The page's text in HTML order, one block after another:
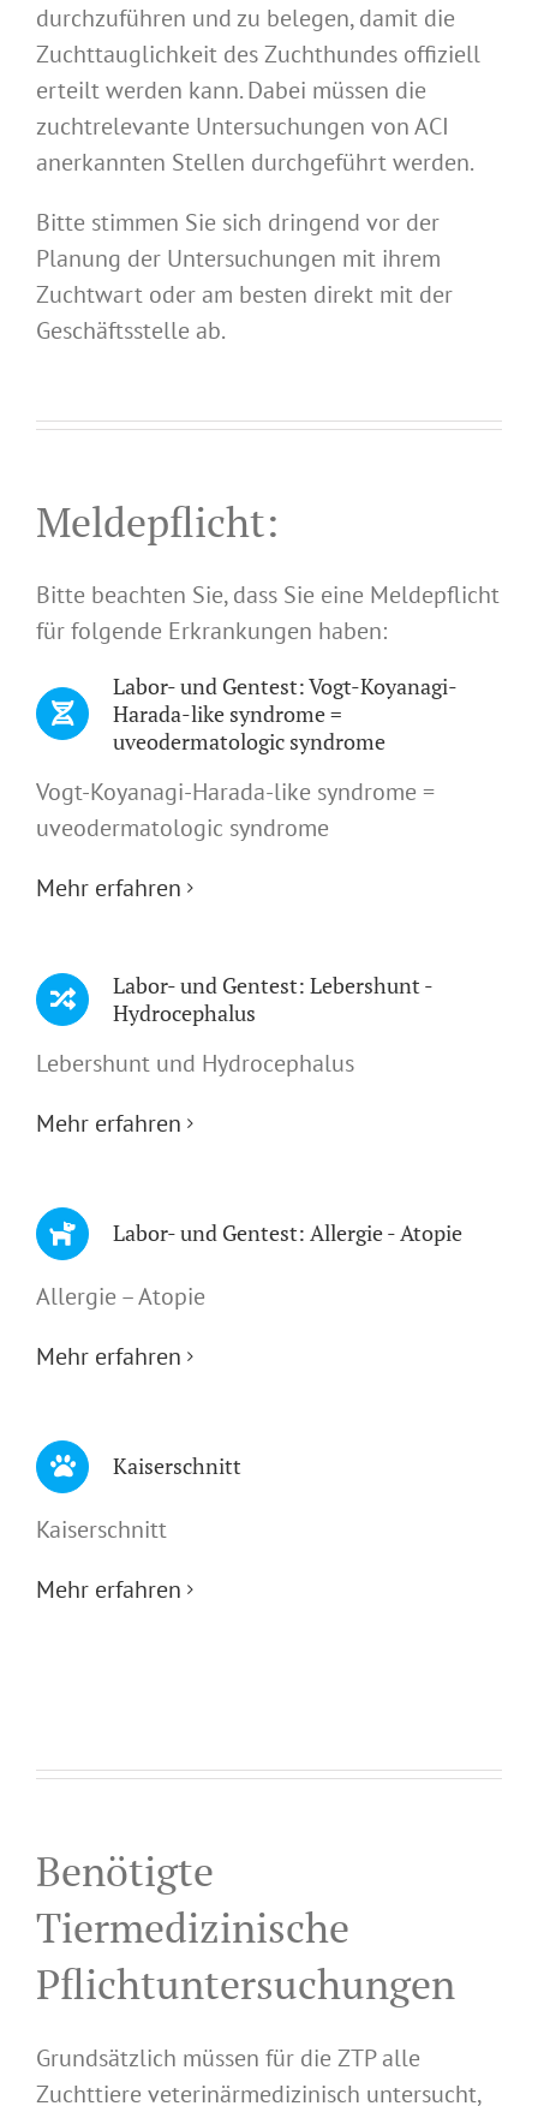
durchzuführen und zu belegen, damit die
Zuchttauglichkeit des Zuchthundes offiziell
erteilt werden kann. Dabei müssen die
zuchtrelevante Untersuchungen von ACI
anerkannten Stellen durchgeführt werden.
Bitte stimmen Sie sich dringend vor der
Planung der Untersuchungen mit ihrem
Zuchtwart oder am besten direkt mit der
Geschäftsstelle ab.
Meldepflicht:
Bitte beachten Sie, dass Sie eine Meldepflicht
für folgende Erkrankungen haben:
Labor- und Gentest: Vogt-Koyanagi-
Harada-like syndrome =
uveodermatologic syndrome
Vogt-Koyanagi-Harada-like syndrome =
uveodermatologic syndrome
Mehr erfahren
Labor- und Gentest: Lebershunt -
Hydrocephalus
Lebershunt und Hydrocephalus
Mehr erfahren
Labor- und Gentest: Allergie - Atopie
Allergie – Atopie
Mehr erfahren
Kaiserschnitt
Kaiserschnitt
Mehr erfahren
Benötigte
Tiermedizinische
Pflichtuntersuchungen
Grundsätzlich müssen für die ZTP alle
Zuchttiere veterinärmedizinisch untersucht,